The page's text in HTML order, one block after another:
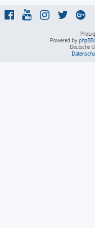
Powered by phpBB
Deutsche